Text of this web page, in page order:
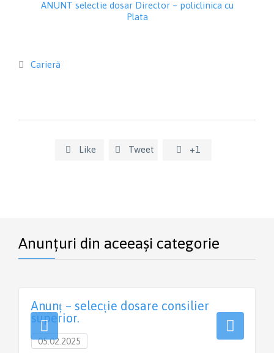
ANUNT selectie dosar Director – policlinica cu
Plata
 Category
Carieră
 Like  Tweet  +1
Anunțuri din aceeași categorie
Anunț – selecție dosare consilier
superior.
05.02.2025